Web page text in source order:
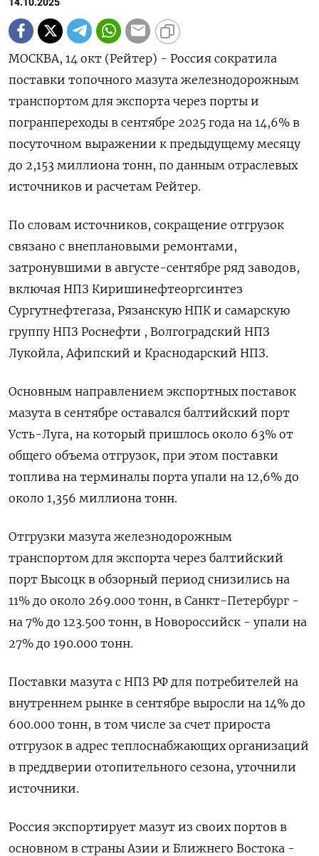
МОСКВА, 14 окт (Рейтер) - Россия сократила
поставки топочного мазута железнодорожным
транспортом для экспорта через порты и
погранпереходы в сентябре 2025 года на 14,6% в
посуточном выражении к предыдущему месяцу
до 2,153 миллиона тонн, по данным отраслевых
источников и расчетам Рейтер.
По словам источников, сокращение отгрузок
связано с внеплановыми ремонтами,
затронувшими в августе-сентябре ряд заводов,
включая НПЗ Киришинефтеоргсинтез
Сургутнефтегаза, Рязанскую НПК и самарскую
группу НПЗ Роснефти , Волгоградский НПЗ
Лукойла, Афипский и Краснодарский НПЗ.
Основным направлением экспортных поставок
мазута в сентябре оставался балтийский порт
Усть-Луга, на который пришлось около 63% от
общего объема отгрузок, при этом поставки
топлива на терминалы порта упали на 12,6% до
около 1,356 миллиона тонн.
Отгрузки мазута железнодорожным
транспортом для экспорта через балтийский
порт Высоцк в обзорный период снизились на
11% до около 269.000 тонн, в Санкт-Петербург -
на 7% до 123.500 тонн, в Новороссийск - упали на
27% до 190.000 тонн.
Поставки мазута с НПЗ РФ для потребителей на
внутреннем рынке в сентябре выросли на 14% до
600.000 тонн, в том числе за счет прироста
отгрузок в адрес теплоснабжающих организаций
в преддверии отопительного сезона, уточнили
источники.
Россия экспортирует мазут из своих портов в
основном в страны Азии и Ближнего Востока -